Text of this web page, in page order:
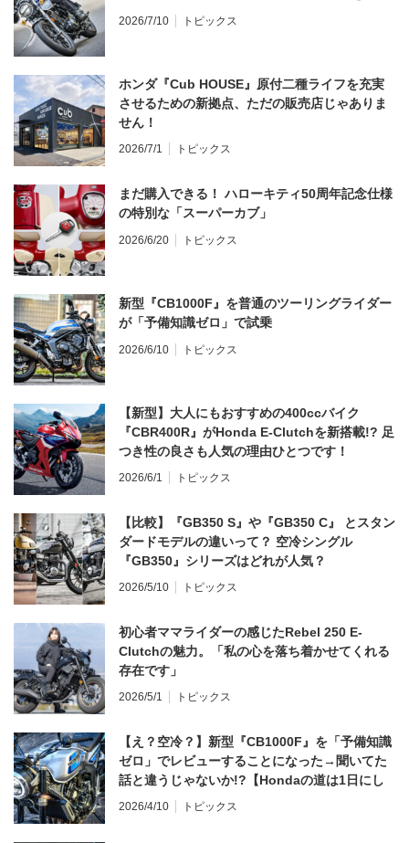
2026/7/10 トピックス
ホンダ『Cub HOUSE』原付二種ライフを充実
させるための新拠点、ただの販売店じゃありま
せん！
2026/7/1 トピックス
まだ購入できる！ ハローキティ50周年記念仕様
の特別な「スーパーカブ」
2026/6/20 トピックス
新型『CB1000F』を普通のツーリングライダー
が「予備知識ゼロ」で試乗
2026/6/10 トピックス
【新型】大人にもおすすめの400ccバイク
『CBR400R』がHonda E-Clutchを新搭載!? 足
つき性の良さも人気の理由ひとつです！
2026/6/1 トピックス
【比較】『GB350 S』や『GB350 C』 とスタン
ダードモデルの違いって？ 空冷シングル
『GB350』シリーズはどれが人気？
2026/5/10 トピックス
初心者ママライダーの感じたRebel 250 E-
Clutchの魅力。「私の心を落ち着かせてくれる
存在です」
2026/5/1 トピックス
【え？空冷？】新型『CB1000F』を「予備知識
ゼロ」でレビューすることになった→聞いてた
話と違うじゃないか!?【Hondaの道は1日にし
てならず／CB1000F ①第一印象 編】
2026/4/10 トピックス